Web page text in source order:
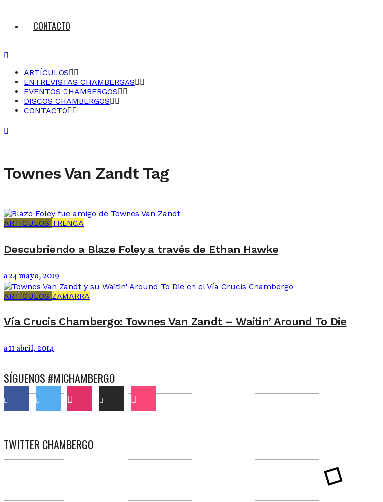
CONTACTO
ARTÍCULOS
ENTREVISTAS CHAMBERGAS
EVENTOS CHAMBERGOS
DISCOS CHAMBERGOS
CONTACTO
Townes Van Zandt Tag
ARTÍCULOS TRENCA
Descubriendo a Blaze Foley a través de Ethan Hawke
24 mayo, 2019
ARTÍCULOS ZAMARRA
Vía Crucis Chambergo: Townes Van Zandt – Waitin’ Around To Die
11 abril, 2014
SÍGUENOS #MICHAMBERGO
TWITTER CHAMBERGO